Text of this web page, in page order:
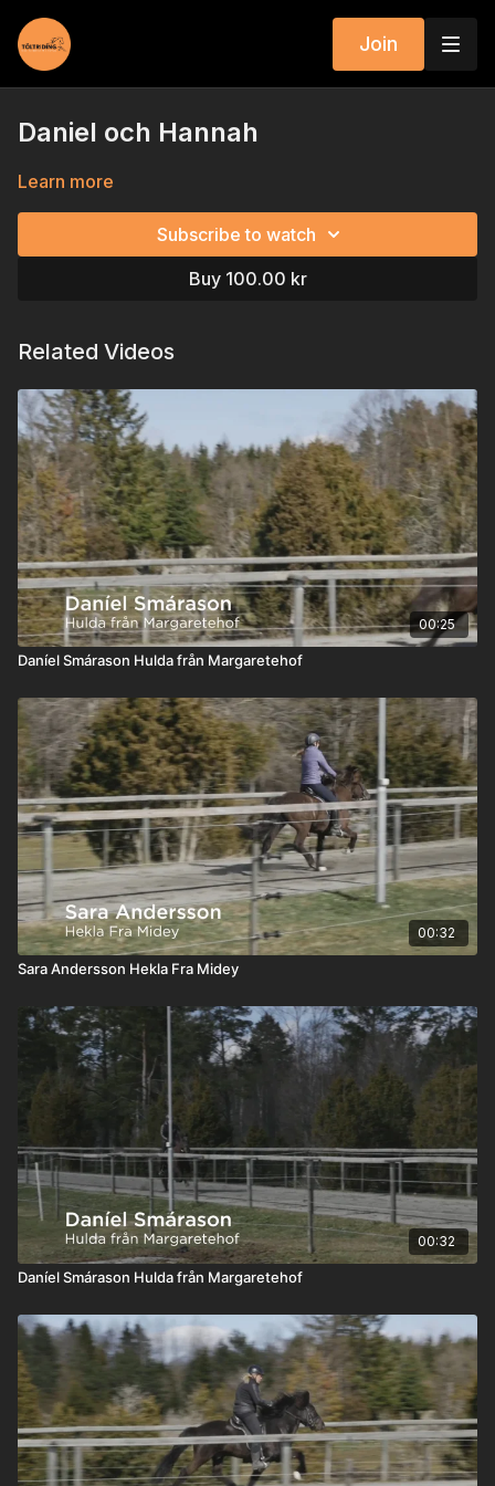
Join
Daniel och Hannah
Learn more
Subscribe to watch
Buy 100.00 kr
Related Videos
00:25
Daníel Smárason Hulda från Margaretehof
00:32
Sara Andersson Hekla Fra Midey
00:32
Daníel Smárason Hulda från Margaretehof